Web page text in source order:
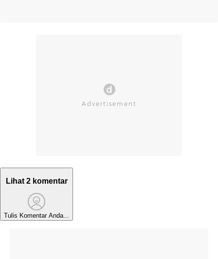
Lihat 2 komentar
Tulis Komentar Anda...